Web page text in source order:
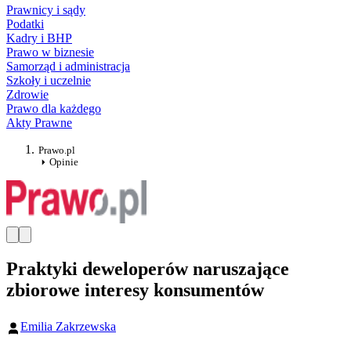
Prawnicy i sądy
Podatki
Kadry i BHP
Prawo w biznesie
Samorząd i administracja
Szkoły i uczelnie
Zdrowie
Prawo dla każdego
Akty Prawne
Prawo.pl
Opinie
Praktyki deweloperów naruszające
zbiorowe interesy konsumentów
Emilia Zakrzewska